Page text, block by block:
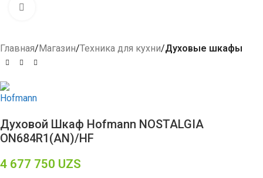
Главная Магазин Техника для кухни Духовые шкафы
Духовой Шкаф Hofmann NOSTALGIA
ON684R1(AN)/HF
4 677 750 UZS